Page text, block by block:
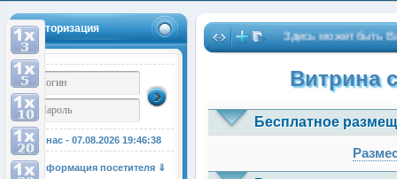
Авторизация
У нас - 07.08.2026 19:46:39
Информация посетителя ⇓
Здесь может быть Ваша
Витрина
Бесплатное